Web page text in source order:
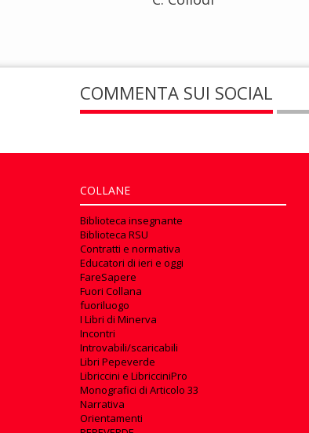
COMMENTA SUI SOCIAL
COLLANE
Biblioteca insegnante
Biblioteca RSU
Contratti e normativa
Educatori di ieri e oggi
FareSapere
Fuori Collana
fuoriluogo
I Libri di Minerva
Incontri
Introvabili/scaricabili
Libri Pepeverde
Libriccini e LibricciniPro
Monografici di Articolo 33
Narrativa
Orientamenti